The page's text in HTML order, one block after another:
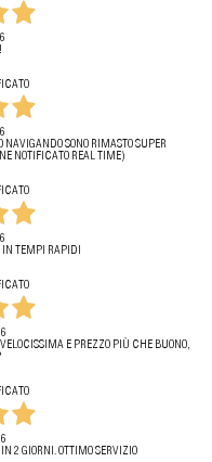
NAVIGANDO SONO RIMASTO SUPER
NOTIFICATO REAL TIME)
IN TEMPI RAPIDI
E PREZZO PIÙ CHE BUONO,
2 GIORNI. OTTIMO SERVIZIO